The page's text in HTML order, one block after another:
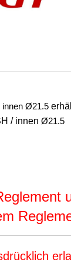
innen Ø21.5
/ innen Ø21.5